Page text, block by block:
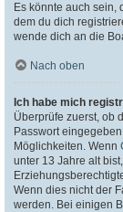
Es könnte auch sein,
dem du dich
wende dich an die
Nach oben
Ich habe mich
Überprüfe zuerst, ob
Passwort
Möglichkeiten. Wenn
unter 13 Jahre alt
Wenn dies nicht der
werden. Bei einigen